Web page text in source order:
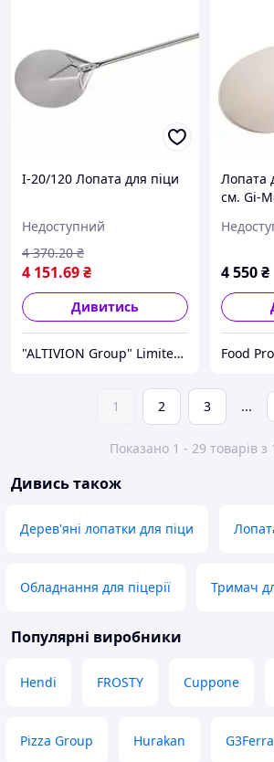
I-20/120 Лопата для піци
Недоступний
4 151.69₴
4 370.20 ₴
Дивитись
"ALTIVION Group" Limited Liability Company
Лопата
см. Gi-
4 550₴
Food
1 2 3 ...
Показано 1 - 29 товарів з
Дивись також
Дерев'яні лопатки для піци
Обладнання для піцерії Тримач
Популярні виробники
Hendi FROSTY Cuppone
Pizza Group Hurakan